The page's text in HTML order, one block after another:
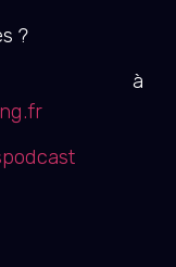
?
à